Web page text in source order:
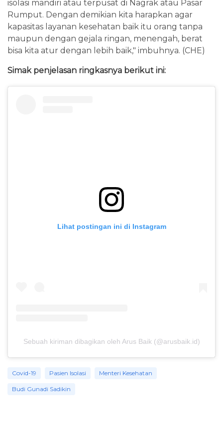
isolasi mandiri atau terpusat di Nagrak atau Pasar
Rumput. Dengan demikian kita harapkan agar
kapasitas layanan kesehatan baik itu orang tanpa
maupun dengan gejala ringan, menengah, berat
bisa kita atur dengan lebih baik," imbuhnya. (CHE)
Simak penjelasan ringkasnya berikut ini:
Lihat postingan ini di Instagram
Sebuah kiriman dibagikan oleh Arus Baik (@arusbaik.id)
Covid-19 Pasien Isolasi Menteri Kesehatan
Budi Gunadi Sadikin